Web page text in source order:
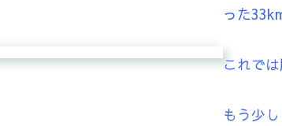
った
これで
もう少